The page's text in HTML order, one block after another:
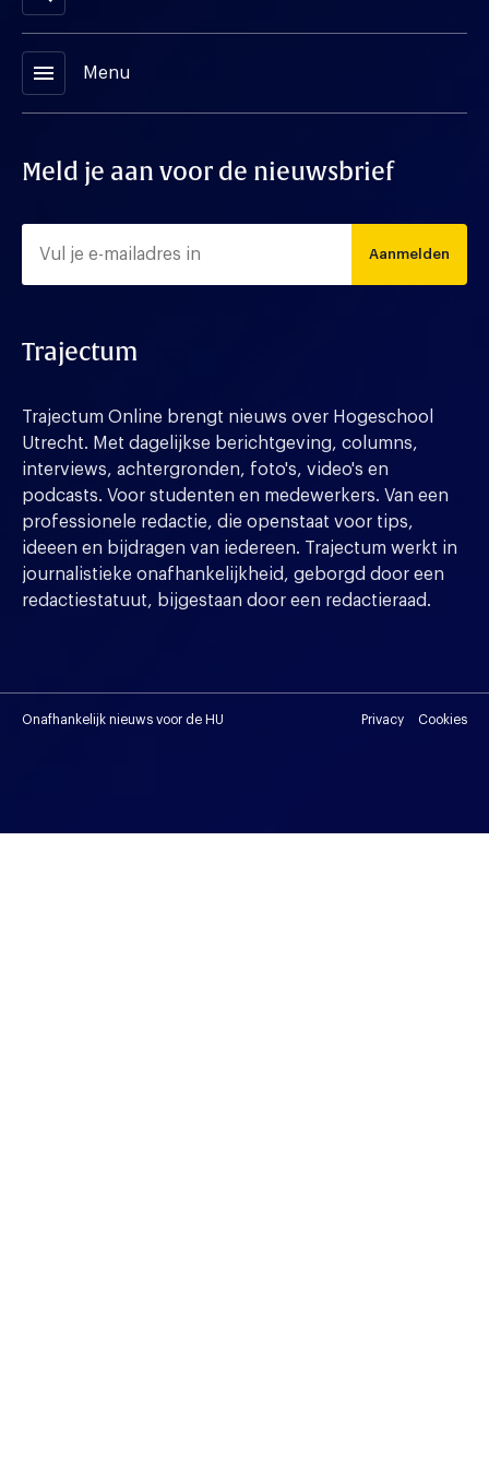
menu Menu
Meld je aan voor de nieuwsbrief
Aanmelden
Trajectum
Trajectum Online brengt nieuws over Hogeschool
Utrecht. Met dagelijkse berichtgeving, columns,
interviews, achtergronden, foto's, video's en
podcasts. Voor studenten en medewerkers. Van een
professionele redactie, die openstaat voor tips,
ideeen en bijdragen van iedereen. Trajectum werkt in
journalistieke onafhankelijkheid, geborgd door een
redactiestatuut, bijgestaan door een redactieraad.
Onafhankelijk nieuws voor de HU Privacy Cookies